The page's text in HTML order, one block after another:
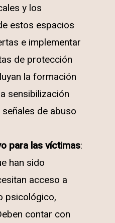
y los
estos espacios
e implementar
de protección
la formación
sensibilización
de abuso
para las víctimas:
han sido
acceso a
psicológico,
contar con